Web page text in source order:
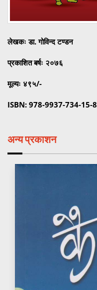
लेखकः डा. गोविन्द टण्डन
प्रकाशित बर्षः २०७६
मूल्यः ४९५/-
ISBN: 978-9937-734-15-8
अन्य प्रकाशन